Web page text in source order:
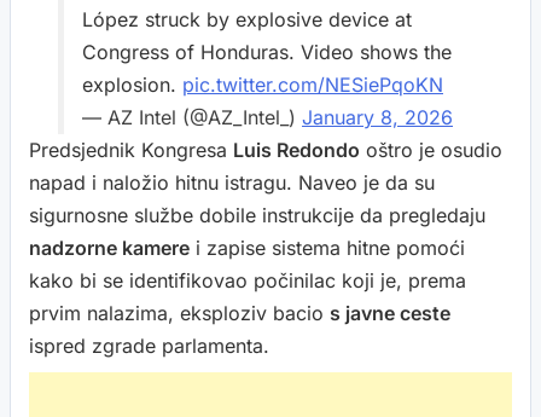
López struck by explosive device at
Congress of Honduras. Video shows the
explosion. pic.twitter.com/NESiePqoKN
— AZ Intel (@AZ_Intel_) January 8, 2026
Predsjednik Kongresa Luis Redondo oštro je osudio
napad i naložio hitnu istragu. Naveo je da su
sigurnosne službe dobile instrukcije da pregledaju
nadzorne kamere i zapise sistema hitne pomoći
kako bi se identifikovao počinilac koji je, prema
prvim nalazima, eksploziv bacio s javne ceste
ispred zgrade parlamenta.